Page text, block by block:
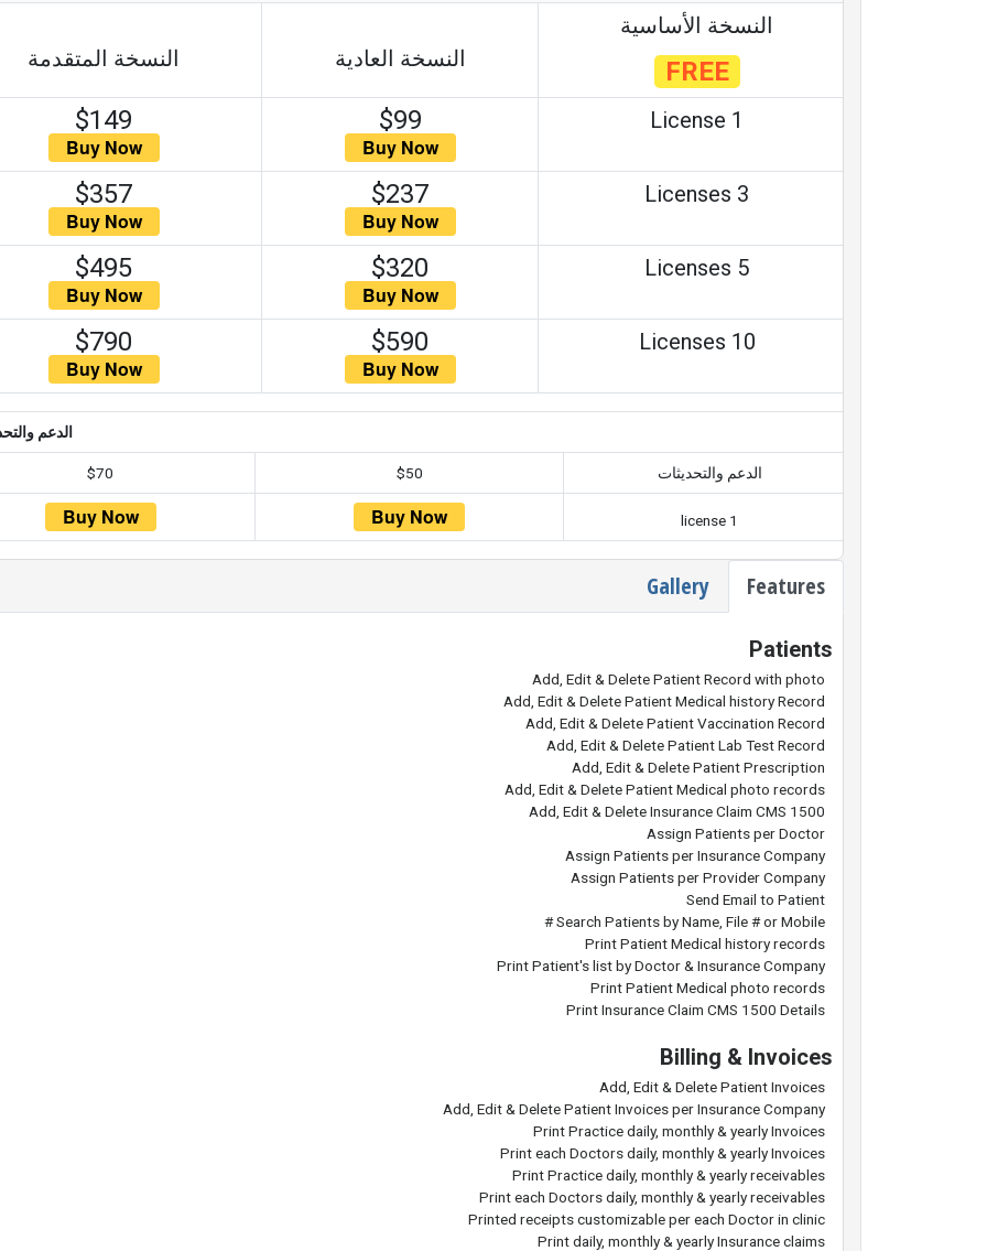
النسخة الأساسية
FREE النسخة العادية النسخة المتقدمة
1 License
$99
$149
3 Licenses
$237
$357
5 Licenses
$320
$495
10 Licenses
$590
$790
الدعم
الدعم والتحديثات $50
$70
1 license
Features
Gallery
Patients
Add, Edit & Delete Patient Record with photo
Add, Edit & Delete Patient Medical history Record
Add, Edit & Delete Patient Vaccination Record
Add, Edit & Delete Patient Lab Test Record
Add, Edit & Delete Patient Prescription
Add, Edit & Delete Patient Medical photo records
Add, Edit & Delete Insurance Claim CMS 1500
Assign Patients per Doctor
Assign Patients per Insurance Company
Assign Patients per Provider Company
Send Email to Patient
Search Patients by Name, File # or Mobile #
Print Patient Medical history records
Print Patient's list by Doctor & Insurance Company
Print Patient Medical photo records
Print Insurance Claim CMS 1500 Details
Billing & Invoices
Add, Edit & Delete Patient Invoices
Add, Edit & Delete Patient Invoices per Insurance Company
Print Practice daily, monthly & yearly Invoices
Print each Doctors daily, monthly & yearly Invoices
Print Practice daily, monthly & yearly receivables
Print each Doctors daily, monthly & yearly receivables
Printed receipts customizable per each Doctor in clinic
Print daily, monthly & yearly Insurance claims